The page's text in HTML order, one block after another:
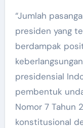
“Jumlah
presiden yang
berdampak
presidensial
pembentuk
Nomor 7 Tahun
konstitusional